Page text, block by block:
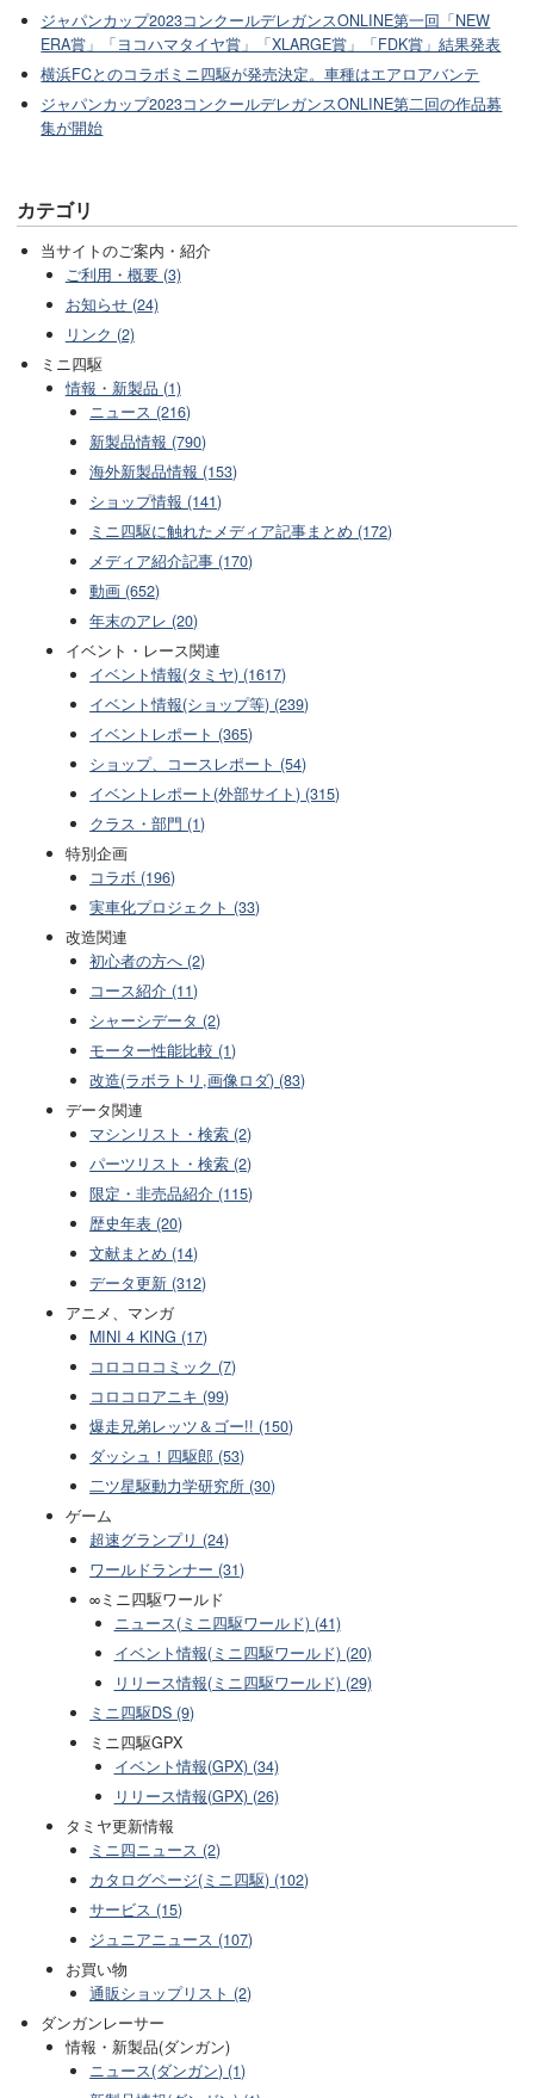
ジャパンカップ2023コンクールデレガンスONLINE第一回「NEW
ERA賞」「ヨコハマタイヤ賞」「XLARGE賞」「FDK賞」結果発表
横浜FCとのコラボミニ四駆が発売決定。車種はエアロアバンテ
ジャパンカップ2023コンクールデレガンスONLINE第二回の作品募
集が開始
カテゴリ
当サイトのご案内・紹介
ご利用・概要 (3)
お知らせ (24)
リンク (2)
ミニ四駆
情報・新製品 (1)
ニュース (216)
新製品情報 (790)
海外新製品情報 (153)
ショップ情報 (141)
ミニ四駆に触れたメディア記事まとめ (172)
メディア紹介記事 (170)
動画 (652)
年末のアレ (20)
イベント・レース関連
イベント情報(タミヤ) (1617)
イベント情報(ショップ等) (239)
イベントレポート (365)
ショップ、コースレポート (54)
イベントレポート(外部サイト) (315)
クラス・部門 (1)
特別企画
コラボ (196)
実車化プロジェクト (33)
改造関連
初心者の方へ (2)
コース紹介 (11)
シャーシデータ (2)
モーター性能比較 (1)
改造(ラボラトリ,画像ロダ) (83)
データ関連
マシンリスト・検索 (2)
パーツリスト・検索 (2)
限定・非売品紹介 (115)
歴史年表 (20)
文献まとめ (14)
データ更新 (312)
アニメ、マンガ
MINI 4 KING (17)
コロコロコミック (7)
コロコロアニキ (99)
爆走兄弟レッツ＆ゴー!! (150)
ダッシュ！四駆郎 (53)
二ツ星駆動力学研究所 (30)
ゲーム
超速グランプリ (24)
ワールドランナー (31)
∞ミニ四駆ワールド
ニュース(ミニ四駆ワールド) (41)
イベント情報(ミニ四駆ワールド) (20)
リリース情報(ミニ四駆ワールド) (29)
ミニ四駆DS (9)
ミニ四駆GPX
イベント情報(GPX) (34)
リリース情報(GPX) (26)
タミヤ更新情報
ミニ四ニュース (2)
カタログページ(ミニ四駆) (102)
サービス (15)
ジュニアニュース (107)
お買い物
通販ショップリスト (2)
ダンガンレーサー
情報・新製品(ダンガン)
ニュース(ダンガン) (1)